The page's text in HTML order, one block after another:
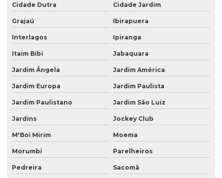
Licenciamento ambiental rs
Licenciamento ambiental sc
Licenciamento mineração
Monitoramento ambiental poço artesiano
Monitoramento e operação de eta ete
Monitoramento de poços
Monitoramento de poços artesianos
Monitoramentos ambientais
Cidade Dutra Cidade Jardim
Grajaú Ibirapuera
Interlagos Ipiranga
Itaim Bibi Jabaquara
Jardim Ângela Jardim América
Jardim Europa Jardim Paulista
Jardim Paulistano Jardim São Luiz
Jardins Jockey Club
M'Boi Mirim Moema
Morumbi Parelheiros
Pedreira Sacomã